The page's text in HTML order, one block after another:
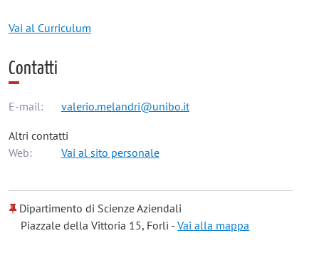
Vai al Curriculum
Contatti
E-mail: valerio.melandri@unibo.it
Altri contatti
Web:
Vai al sito personale
Dipartimento di Scienze Aziendali
Piazzale della Vittoria 15, Forlì -Vai alla mappa